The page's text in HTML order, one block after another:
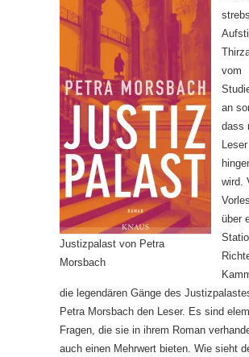
Justizpalast von Petra
Morsbach
vom
an
dass
wird.
über
die legendären Gänge des
Petra Morsbach den Leser. Es sind
Fragen, die sie in ihrem Roman
auch einen Mehrwert bieten. Wie sieht